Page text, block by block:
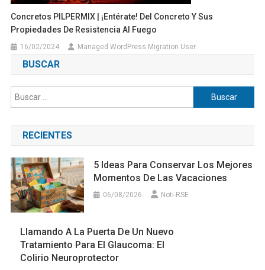
Concretos PILPERMIX | ¡Entérate! Del Concreto Y Sus
Propiedades De Resistencia Al Fuego
16/02/2024 Managed WordPress Migration User
BUSCAR
Buscar:
RECIENTES
5 Ideas Para Conservar Los Mejores
Momentos De Las Vacaciones
06/08/2026 Noti-RSE
Llamando A La Puerta De Un Nuevo
Tratamiento Para El Glaucoma: El
Colirio Neuroprotector